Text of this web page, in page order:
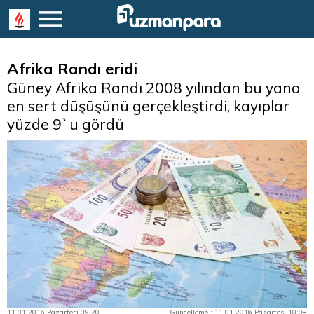
Afrika Randı eridi
Güney Afrika Randı 2008 yılından bu yana
en sert düşüşünü gerçekleştirdi, kayıplar
yüzde 9`u gördü